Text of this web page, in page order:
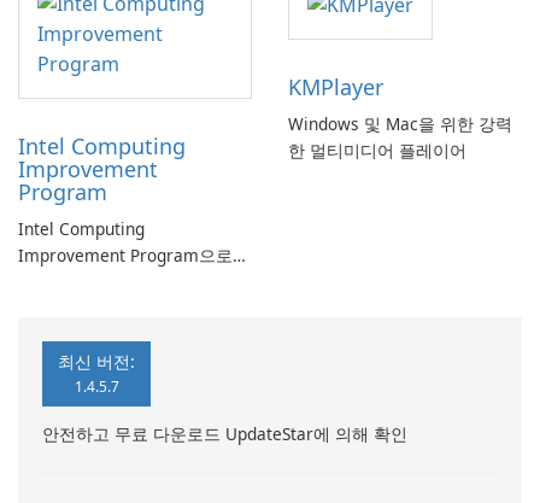
Intel Computing
Improvement
Program
Intel Computing
Improvement Program으로
KMPlayer
Windows 및 Mac을 위한 강력
한 멀티미디어 플레이어
최신 버전:
1.4.5.7
안전하고 무료 다운로드 UpdateStar에 의해 확인